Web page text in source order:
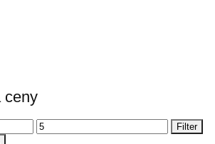
ceny
Maximálna
cena
Filter